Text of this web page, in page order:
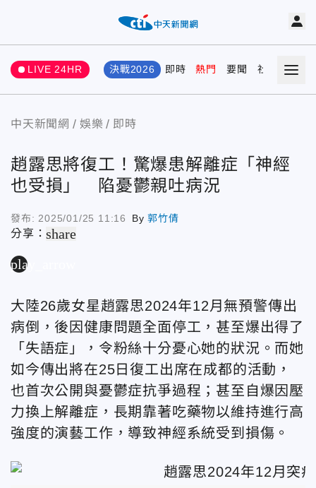
LIVE 24HR 決戰2026 即時 熱門 要聞 社會 娛樂
中天新聞網 娛樂 即時
趙露思將復工！驚爆患解離症「神經
也受損」 陷憂鬱親吐病況
發布: 2025/01/25 11:16 By郭竹倩
分享：share
play_arrow
大陸26歲女星趙露思2024年12月無預警傳出
病倒，後因健康問題全面停工，甚至爆出得了
「失語症」，令粉絲十分憂心她的狀況。而她
如今傳出將在25日復工出席在成都的活動 ，
也首次公開與憂鬱症抗爭過程；甚至自爆因壓
力換上解離症，長期靠著吃藥物以維持進行高
強度的演藝工作，導致神經系統受到損傷。